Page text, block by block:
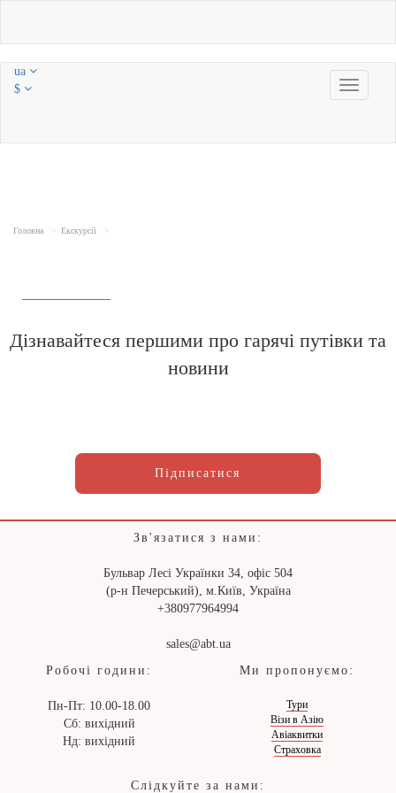
Toggle
ua
$
Головна Екскурсії
Дізнавайтеся першими про гарячі путівки та
новини
Підписатися
Зв'язатися з нами:
Бульвар Лесі Українки 34, офіс 504
(р-н Печерський), м.Київ, Україна
+380977964994
sales@abt.ua
Робочі години:
Пн-Пт: 10.00-18.00
Сб: вихідний
Нд: вихідний
Ми пропонуємо:
Тури
Візи в Азію
Авіаквитки
Страховка
Слідкуйте за нами: